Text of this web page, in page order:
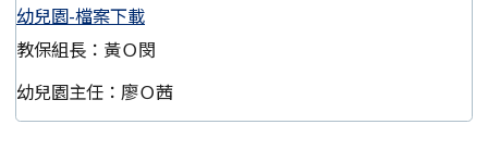
幼兒園-檔案下載
教保組長：黃Ｏ閔
幼兒園主任：廖Ｏ茜